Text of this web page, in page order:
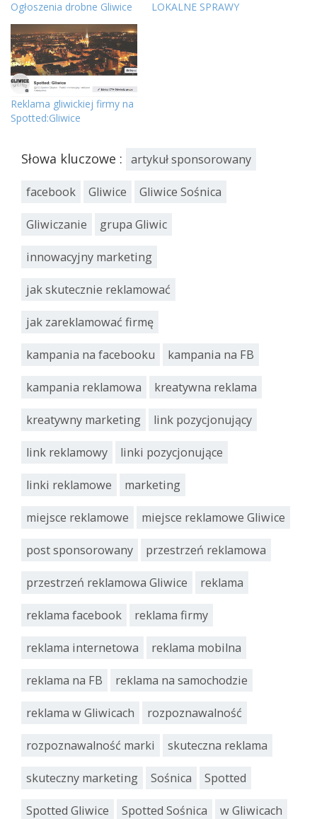
Ogłoszenia drobne Gliwice LOKALNE SPRAWY
Reklama gliwickiej firmy na
Spotted:Gliwice
Słowa kluczowe : artykuł sponsorowany
facebook Gliwice Gliwice Sośnica
Gliwiczanie grupa Gliwic
innowacyjny marketing
jak skutecznie reklamować
jak zareklamować firmę
kampania na facebooku kampania na FB
kampania reklamowa kreatywna reklama
kreatywny marketing link pozycjonujący
link reklamowy linki pozycjonujące
linki reklamowe marketing
miejsce reklamowe miejsce reklamowe Gliwice
post sponsorowany przestrzeń reklamowa
przestrzeń reklamowa Gliwice reklama
reklama facebook reklama firmy
reklama internetowa reklama mobilna
reklama na FB reklama na samochodzie
reklama w Gliwicach rozpoznawalność
rozpoznawalność marki skuteczna reklama
skuteczny marketing Sośnica Spotted
Spotted Gliwice Spotted Sośnica w Gliwicach